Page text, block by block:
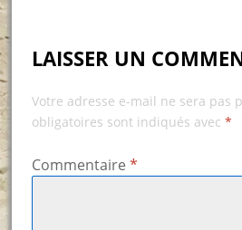
LAISSER UN
Votre adresse e-mail ne sera pas
obligatoires sont indiqués avec *
Commentaire *